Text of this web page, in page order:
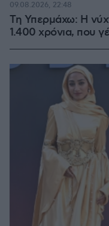
Τη Υπερμάχω: Η
1.400 χρόνια, που
09.08.2026, 22:48